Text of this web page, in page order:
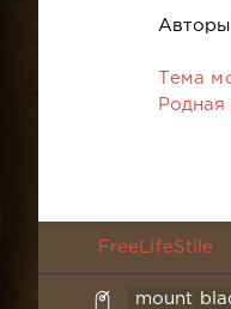
Тема
Родная
FreeLifeStile
mount